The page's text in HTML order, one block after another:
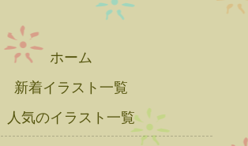
ホーム
新着イラスト一覧
人気のイラスト一覧